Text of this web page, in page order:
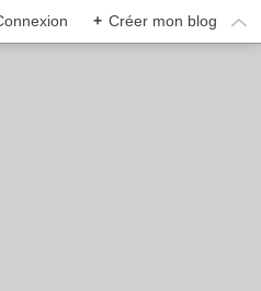
+ Créer mon blog